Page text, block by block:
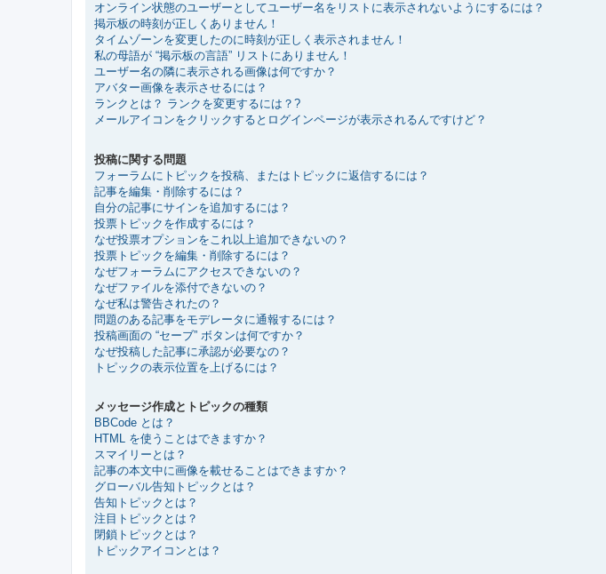
オンライン状態のユーザーとしてユーザー名をリストに表示されないようにするには？
掲示板の時刻が正しくありません！
タイムゾーンを変更したのに時刻が正しく表示されません！
私の母語が “掲示板の言語” リストにありません！
ユーザー名の隣に表示される画像は何ですか？
アバター画像を表示させるには？
ランクとは？ ランクを変更するには？?
メールアイコンをクリックするとログインページが表示されるんですけど？
投稿に関する問題
フォーラムにトピックを投稿、またはトピックに返信するには？
記事を編集・削除するには？
自分の記事にサインを追加するには？
投票トピックを作成するには？
なぜ投票オプションをこれ以上追加できないの？
投票トピックを編集・削除するには？
なぜフォーラムにアクセスできないの？
なぜファイルを添付できないの？
なぜ私は警告されたの？
問題のある記事をモデレータに通報するには？
投稿画面の “セーブ” ボタンは何ですか？
なぜ投稿した記事に承認が必要なの？
トピックの表示位置を上げるには？
メッセージ作成とトピックの種類
BBCode とは？
HTML を使うことはできますか？
スマイリーとは？
記事の本文中に画像を載せることはできますか？
グローバル告知トピックとは？
告知トピックとは？
注目トピックとは？
閉鎖トピックとは？
トピックアイコンとは？